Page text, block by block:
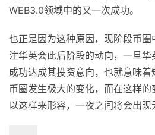
WEB3.0领域中的又一次成功。
也正是因为这种原因，现阶段币
注华英会此后阶段的动向，一旦
成功达成其投资意向，也就意味
币圈发生极大的变化，而在这样
以这样来形容，一夜之间将会出现